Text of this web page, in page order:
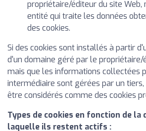
propriétaire/éditeur du site Web,
entité qui traite les données
des cookies.
Si des cookies sont installés à partir
d'un domaine géré par le propriétaire/
mais que les informations collectées
intermédiaire sont gérées par un
être considérés comme des cookies
Types de cookies en fonction de la
laquelle ils restent actifs :